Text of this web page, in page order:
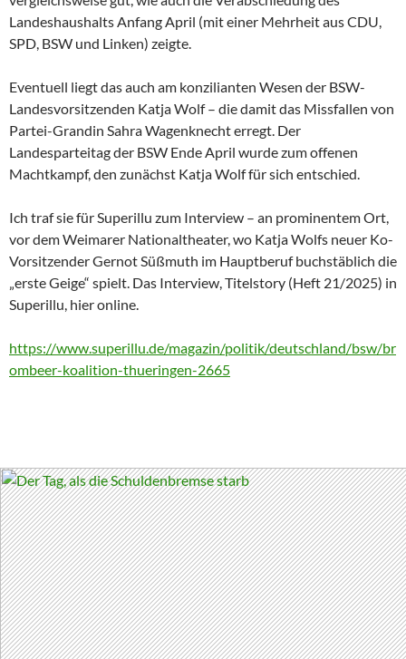
Landeshaushalts Anfang April (mit einer Mehrheit aus CDU,
SPD, BSW und Linken) zeigte.
Eventuell liegt das auch am konzilianten Wesen der BSW-
Landesvorsitzenden Katja Wolf – die damit das Missfallen von
Partei-Grandin Sahra Wagenknecht erregt. Der
Landesparteitag der BSW Ende April wurde zum offenen
Machtkampf, den zunächst Katja Wolf für sich entschied.
Ich traf sie für Superillu zum Interview – an prominentem Ort,
vor dem Weimarer Nationaltheater, wo Katja Wolfs neuer Ko-
Vorsitzender Gernot Süßmuth im Hauptberuf buchstäblich die
„erste Geige“ spielt. Das Interview, Titelstory (Heft 21/2025) in
Superillu, hier online.
https://www.superillu.de/magazin/politik/deutschland/bsw/br
ombeer-koalition-thueringen-2665